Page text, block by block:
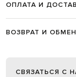
ОПЛАТА И
ВОЗВРАТ И ОБМЕН
СВЯЗАТЬСЯ С